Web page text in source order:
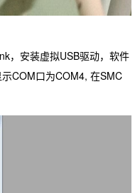
，安装虚拟USB驱动，软件
COM口为COM4, 在SMC